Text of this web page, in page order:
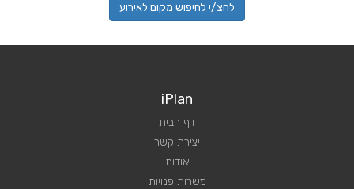
לחצ/י לחיפוש מקום לאירוע
iPlan
דף הבית
יצירת קשר
אודות
משרות פנויות